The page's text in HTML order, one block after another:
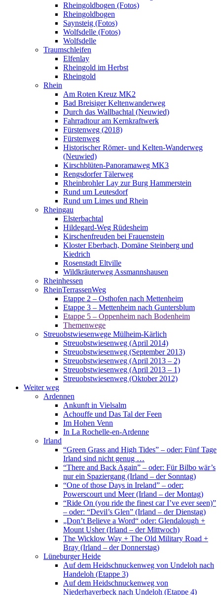
Rheingoldbogen (Fotos)
Rheingoldbogen
Saynsteig (Fotos)
Wolfsdelle (Fotos)
Wolfsdelle
Traumschleifen
Elfenlay
Rheingold im Herbst
Rheingold
Rhein
Am Roten Kreuz MK2
Bad Breisiger Keltenwanderweg
Durch das Wallbachtal (Neuwied)
Fahrradtour am Kernkraftwerk
Fürstenweg (2018)
Fürstenweg
Historischer Römer- und Kelten-Wanderweg
(Neuwied)
Kirschblüten-Panoramaweg MK3
Rengsdorfer Tälerweg
Rheinbrohler Lay zur Burg Hammerstein
Rund um Leutesdorf
Rund um Limes und Rhein
Rheingau
Elsterbachtal
Hildegard-Weg Rüdesheim
Kirschenfreuden bei Frauenstein
Kloster Eberbach, Domäne Steinberg und
Kiedrich
Rosenstadt Eltville
Wildkräuterweg Assmannshausen
Rheinhessen
RheinTerrassenWeg
Etappe 2 – Osthofen nach Mettenheim
Etappe 3 – Mettenheim nach Guntersblum
Etappe 5 – Oppenheim nach Bodenheim
Themenwege
Streuobstwiesenwege Mülheim-Kärlich
Streuobstwiesenweg (April 2014)
Streuobstwiesenweg (September 2013)
Streuobstwiesenweg (April 2013 – 2)
Streuobstwiesenweg (April 2013 – 1)
Streuobstwiesenweg (Oktober 2012)
Weiter weg
Ardennen
Ankunft in Vielsalm
Achouffe und Das Tal der Feen
Im Hohen Venn
In La Rochelle-en-Ardenne
Irland
“Green Grass and High Tides” – oder: Fünf Tage
Irland sind nicht genug …
“There and Back Again” – oder: Für Bilbo wär’s
nur ein Spaziergang (Irland – der Sonntag)
“One of those Days in Ireland” – oder:
Powerscourt und Meer (Irland – der Montag)
“Ride On (you ride the finest car I’ve ever seen)”
– oder: “Devil’s Glen” (Irland – der Dienstag)
„Don’t Believe a Word“ oder: Glendalough +
Mount Usher (Irland – der Mittwoch)
The Wicklow Way + The Old Military Road +
Bray (Irland – der Donnerstag)
Lüneburger Heide
Auf dem Heidschnuckenweg von Undeloh nach
Handeloh (Etappe 3)
Auf dem Heidschnuckenweg von
Niederhaverbeck nach Undeloh (Etappe 4)